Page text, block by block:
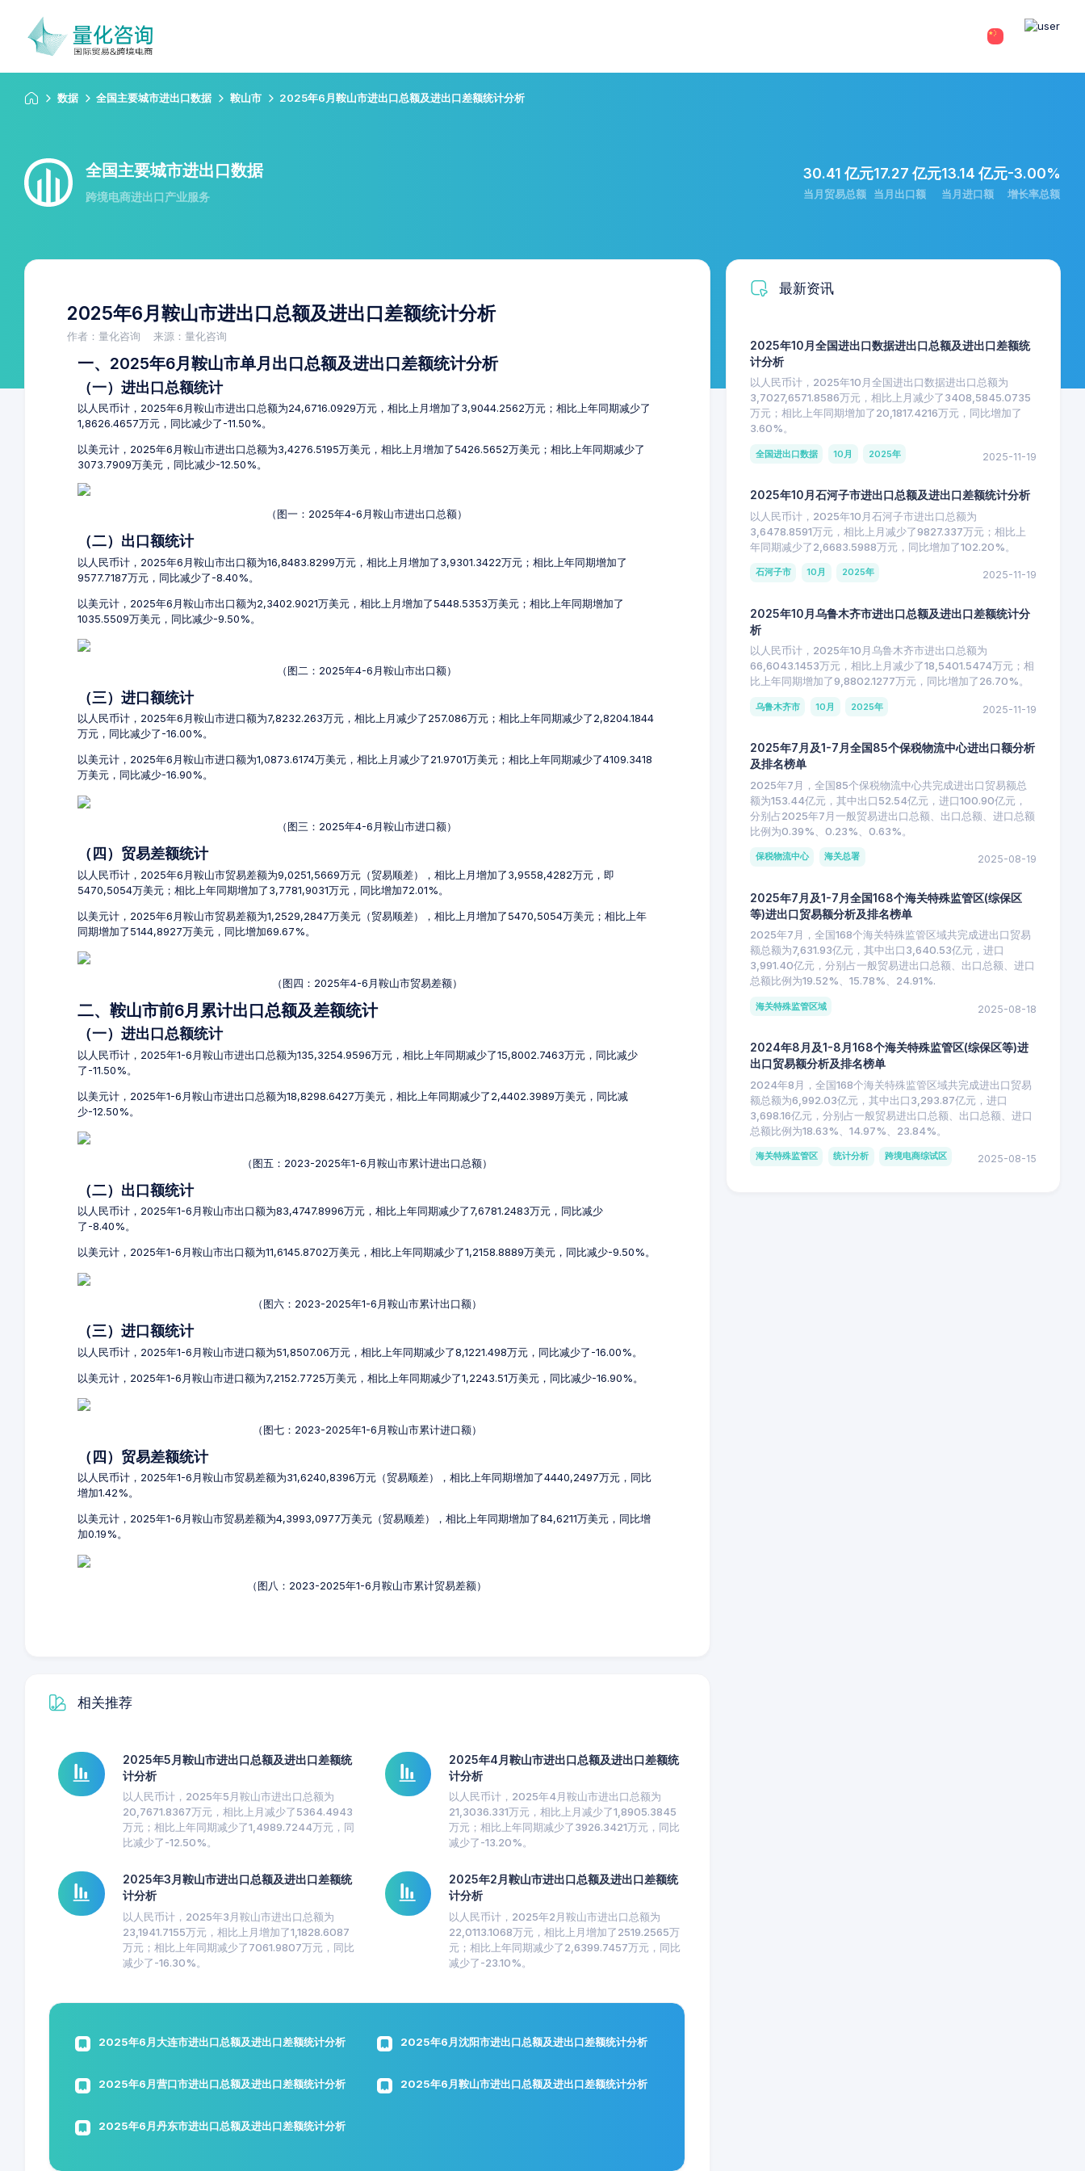
数据 全国主要城市进出口数据 鞍山市 2025年6月鞍山市进出口总额及进出口差额统计分析
全国主要城市进出口数据
跨境电商进出口产业服务
30.41 亿元
当月贸易总额
17.27 亿元
当月出口额
13.14 亿元
当月进口额
-3.00%
增长率总额
2025年6月鞍山市进出口总额及进出口差额统计分析
作者：量化咨询 来源：量化咨询
一、2025年6月鞍山市单月出口总额及进出口差额统计分析
（一）进出口总额统计
以人民币计，2025年6月鞍山市进出口总额为24,6716.0929万元，相比上月增加了3,9044.2562万元；相比上年同期减少了
1,8626.4657万元，同比减少了-11.50%。
以美元计，2025年6月鞍山市进出口总额为3,4276.5195万美元，相比上月增加了5426.5652万美元；相比上年同期减少了
3073.7909万美元，同比减少-12.50%。
（图一：2025年4-6月鞍山市进出口总额）
（二）出口额统计
以人民币计，2025年6月鞍山市出口额为16,8483.8299万元，相比上月增加了3,9301.3422万元；相比上年同期增加了
9577.7187万元，同比减少了-8.40%。
以美元计，2025年6月鞍山市出口额为2,3402.9021万美元，相比上月增加了5448.5353万美元；相比上年同期增加了
1035.5509万美元，同比减少-9.50%。
（图二：2025年4-6月鞍山市出口额）
（三）进口额统计
以人民币计，2025年6月鞍山市进口额为7,8232.263万元，相比上月减少了257.086万元；相比上年同期减少了2,8204.1844
万元，同比减少了-16.00%。
以美元计，2025年6月鞍山市进口额为1,0873.6174万美元，相比上月减少了21.9701万美元；相比上年同期减少了4109.3418
万美元，同比减少-16.90%。
（图三：2025年4-6月鞍山市进口额）
（四）贸易差额统计
以人民币计，2025年6月鞍山市贸易差额为9,0251,5669万元（贸易顺差），相比上月增加了3,9558,4282万元，即
5470,5054万美元；相比上年同期增加了3,7781,9031万元，同比增加72.01%。
以美元计，2025年6月鞍山市贸易差额为1,2529,2847万美元（贸易顺差），相比上月增加了5470,5054万美元；相比上年
同期增加了5144,8927万美元，同比增加69.67%。
（图四：2025年4-6月鞍山市贸易差额）
二、鞍山市前6月累计出口总额及差额统计
（一）进出口总额统计
以人民币计，2025年1-6月鞍山市进出口总额为135,3254.9596万元，相比上年同期减少了15,8002.7463万元，同比减少
了-11.50%。
以美元计，2025年1-6月鞍山市进出口总额为18,8298.6427万美元，相比上年同期减少了2,4402.3989万美元，同比减
少-12.50%。
（图五：2023-2025年1-6月鞍山市累计进出口总额）
（二）出口额统计
以人民币计，2025年1-6月鞍山市出口额为83,4747.8996万元，相比上年同期减少了7,6781.2483万元，同比减少
了-8.40%。
以美元计，2025年1-6月鞍山市出口额为11,6145.8702万美元，相比上年同期减少了1,2158.8889万美元，同比减少-9.50%。
（图六：2023-2025年1-6月鞍山市累计出口额）
（三）进口额统计
以人民币计，2025年1-6月鞍山市进口额为51,8507.06万元，相比上年同期减少了8,1221.498万元，同比减少了-16.00%。
以美元计，2025年1-6月鞍山市进口额为7,2152.7725万美元，相比上年同期减少了1,2243.51万美元，同比减少-16.90%。
（图七：2023-2025年1-6月鞍山市累计进口额）
（四）贸易差额统计
以人民币计，2025年1-6月鞍山市贸易差额为31,6240,8396万元（贸易顺差），相比上年同期增加了4440,2497万元，同比
增加1.42%。
以美元计，2025年1-6月鞍山市贸易差额为4,3993,0977万美元（贸易顺差），相比上年同期增加了84,6211万美元，同比增
加0.19%。
（图八：2023-2025年1-6月鞍山市累计贸易差额）
相关推荐
2025年5月鞍山市进出口总额及进出口差额统
计分析
以人民币计，2025年5月鞍山市进出口总额为
20,7671.8367万元，相比上月减少了5364.4943
万元；相比上年同期减少了1,4989.7244万元，同
比减少了-12.50%。
2025年4月鞍山市进出口总额及进出口差额统
计分析
以人民币计，2025年4月鞍山市进出口总额为
21,3036.331万元，相比上月减少了1,8905.3845
万元；相比上年同期减少了3926.3421万元，同比
减少了-13.20%。
2025年3月鞍山市进出口总额及进出口差额统
计分析
以人民币计，2025年3月鞍山市进出口总额为
23,1941.7155万元，相比上月增加了1,1828.6087
万元；相比上年同期减少了7061.9807万元，同比
减少了-16.30%。
2025年2月鞍山市进出口总额及进出口差额统
计分析
以人民币计，2025年2月鞍山市进出口总额为
22,0113.1068万元，相比上月增加了2519.2565万
元；相比上年同期减少了2,6399.7457万元，同比
减少了-23.10%。
2025年6月大连市进出口总额及进出口差额统计分析 2025年6月沈阳市进出口总额及进出口差额统计分析
2025年6月营口市进出口总额及进出口差额统计分析 2025年6月鞍山市进出口总额及进出口差额统计分析
2025年6月丹东市进出口总额及进出口差额统计分析
最新资讯
2025年10月全国进出口数据进出口总额及进出口差额统
计分析
以人民币计，2025年10月全国进出口数据进出口总额为
3,7027,6571.8586万元，相比上月减少了3408,5845.0735
万元；相比上年同期增加了20,1817.4216万元，同比增加了
3.60%。
全国进出口数据 10月 2025年 2025-11-19
2025年10月石河子市进出口总额及进出口差额统计分析
以人民币计，2025年10月石河子市进出口总额为
3,6478.8591万元，相比上月减少了9827.337万元；相比上
年同期减少了2,6683.5988万元，同比增加了102.20%。
石河子市 10月 2025年 2025-11-19
2025年10月乌鲁木齐市进出口总额及进出口差额统计分
析
以人民币计，2025年10月乌鲁木齐市进出口总额为
66,6043.1453万元，相比上月减少了18,5401.5474万元；相
比上年同期增加了9,8802.1277万元，同比增加了26.70%。
乌鲁木齐市 10月 2025年 2025-11-19
2025年7月及1-7月全国85个保税物流中心进出口额分析
及排名榜单
2025年7月，全国85个保税物流中心共完成进出口贸易额总
额为153.44亿元，其中出口52.54亿元，进口100.90亿元，
分别占2025年7月一般贸易进出口总额、出口总额、进口总额
比例为0.39%、0.23%、0.63%。
保税物流中心 海关总署 2025-08-19
2025年7月及1-7月全国168个海关特殊监管区(综保区
等)进出口贸易额分析及排名榜单
2025年7月，全国168个海关特殊监管区域共完成进出口贸易
额总额为7,631.93亿元，其中出口3,640.53亿元，进口
3,991.40亿元，分别占一般贸易进出口总额、出口总额、进口
总额比例为19.52%、15.78%、24.91%.
海关特殊监管区域 2025-08-18
2024年8月及1-8月168个海关特殊监管区(综保区等)进
出口贸易额分析及排名榜单
2024年8月，全国168个海关特殊监管区域共完成进出口贸易
额总额为6,992.03亿元，其中出口3,293.87亿元，进口
3,698.16亿元，分别占一般贸易进出口总额、出口总额、进口
总额比例为18.63%、14.97%、23.84%。
海关特殊监管区 统计分析 跨境电商综试区 2025-08-15